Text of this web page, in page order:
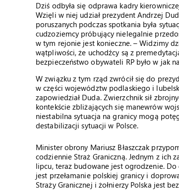
Dziś odbyła się odprawa kadry
Wzięli w niej udział prezydent Andrzej
poruszanych podczas spotkania była
cudzoziemcy próbujący nielegalnie
w tym rejonie jest konieczne. – Widzimy
wątpliwości, że uchodźcy są z
bezpieczeństwo obywateli RP było w jak
W związku z tym rząd zwrócił się do
w części województw podlaskiego i
zapowiedział Duda. Zwierzchnik sił
kontekście zbliżających się manewrów
niestabilna sytuacja na granicy mogą
destabilizacji sytuacji w Polsce.
Minister obrony Mariusz Błaszczak
codziennie Straż Graniczną. Jednym z ich
lipcu, teraz budowane jest ogrodzenie.
jest przełamanie polskiej granicy i
Straży Granicznej i żołnierzy Polska jest